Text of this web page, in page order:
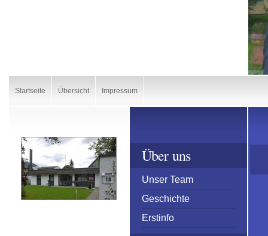
Startseite Übersicht Impressum
Über uns
Unser Team
Geschichte
Erstinfo